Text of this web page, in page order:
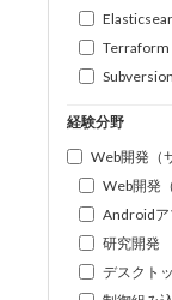
Terraform
Subversion
経験分野
Web開発（
Web開発
Androidア
研究開発
デスクト